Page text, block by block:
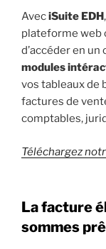
AveciSuite EDH
plateforme web
d’accéder en un
modules
vos tableaux de
factures de
comptables,
Téléchargez
La facture
sommes